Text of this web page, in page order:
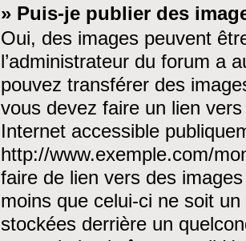
» Puis-je publier des
Oui, des images peuvent
l’administrateur du forum a
pouvez transférer des
vous devez faire un lien
Internet accessible
http://www.exemple.com/
faire de lien vers des
moins que celui-ci ne soit
stockées derrière un